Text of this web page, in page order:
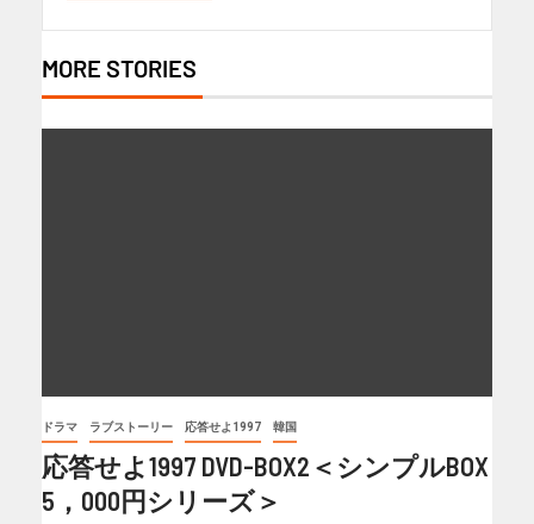
MORE STORIES
ドラマ ラブストーリー 応答せよ1997 韓国
応答せよ1997 DVD-BOX2＜シンプルBOX
5，000円シリーズ＞